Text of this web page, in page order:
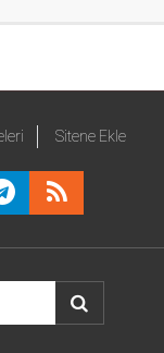
Sitene Ekle